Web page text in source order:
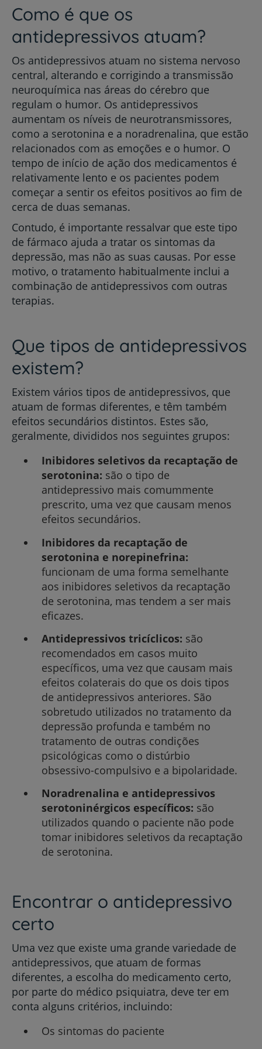
Como é que os
antidepressivos atuam?
Os antidepressivos atuam no sistema nervoso
central, alterando e corrigindo a transmissão
neuroquímica nas áreas do cérebro que
regulam o humor. Os antidepressivos
aumentam os níveis de neurotransmissores,
como a serotonina e a noradrenalina, que estão
relacionados com as emoções e o humor. O
tempo de início de ação dos medicamentos é
relativamente lento e os pacientes podem
começar a sentir os efeitos positivos ao fim de
cerca de duas semanas.
Contudo, é importante ressalvar que este tipo
de fármaco ajuda a tratar os sintomas da
depressão, mas não as suas causas. Por esse
motivo, o tratamento habitualmente inclui a
combinação de antidepressivos com outras
terapias.
Que tipos de antidepressivos
existem?
Existem vários tipos de antidepressivos, que
atuam de formas diferentes, e têm também
efeitos secundários distintos. Estes são,
geralmente, divididos nos seguintes grupos:
Inibidores seletivos da recaptação de
serotonina: são o tipo de
antidepressivo mais comummente
prescrito, uma vez que causam menos
efeitos secundários.
Inibidores da recaptação de
serotonina e norepinefrina:
funcionam de uma forma semelhante
aos inibidores seletivos da recaptação
de serotonina, mas tendem a ser mais
eficazes.
Antidepressivos tricíclicos: são
recomendados em casos muito
específicos, uma vez que causam mais
efeitos colaterais do que os dois tipos
de antidepressivos anteriores. São
sobretudo utilizados no tratamento da
depressão profunda e também no
tratamento de outras condições
psicológicas como o distúrbio
obsessivo-compulsivo e a bipolaridade.
Noradrenalina e antidepressivos
serotoninérgicos específicos: são
utilizados quando o paciente não pode
tomar inibidores seletivos da recaptação
de serotonina.
Encontrar o antidepressivo
certo
Uma vez que existe uma grande variedade de
antidepressivos, que atuam de formas
diferentes, a escolha do medicamento certo,
por parte do médico psiquiatra, deve ter em
conta alguns critérios, incluindo:
Os sintomas do paciente